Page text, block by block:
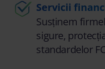
Servicii
Susținem
sigure,
standardelor